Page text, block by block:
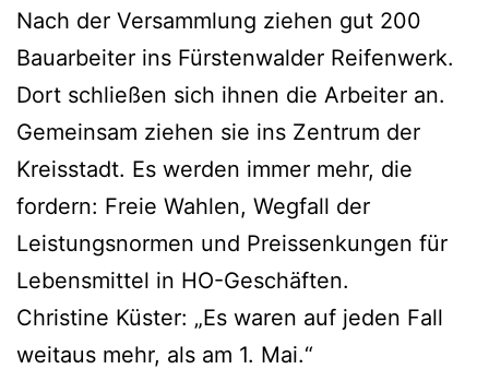
Nach der Versammlung ziehen gut 200
Bauarbeiter ins Fürstenwalder Reifenwerk.
Dort schließen sich ihnen die Arbeiter an.
Gemeinsam ziehen sie ins Zentrum der
Kreisstadt. Es werden immer mehr, die
fordern: Freie Wahlen, Wegfall der
Leistungsnormen und Preissenkungen für
Lebensmittel in HO-Geschäften.
Christine Küster: „Es waren auf jeden Fall
weitaus mehr, als am 1. Mai.“